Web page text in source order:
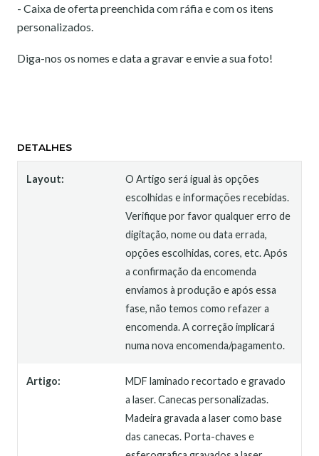
- Caixa de oferta preenchida com ráfia e com os itens
personalizados.
Diga-nos os nomes e data a gravar e envie a sua foto!
DETALHES
Layout:
O Artigo será igual às opções
escolhidas e informações recebidas.
Verifique por favor qualquer erro de
digitação, nome ou data errada,
opções escolhidas, cores, etc. Após
a confirmação da encomenda
enviamos à produção e após essa
fase, não temos como refazer a
encomenda. A correção implicará
numa nova encomenda/pagamento.
Artigo:
MDF laminado recortado e gravado
a laser. Canecas personalizadas.
Madeira gravada a laser como base
das canecas. Porta-chaves e